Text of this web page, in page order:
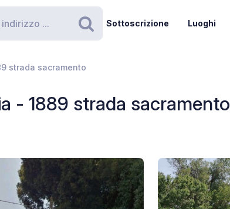
Ricerca
Sottoscrizione Luoghi
strada sacramento
- 1889 strada sacramento